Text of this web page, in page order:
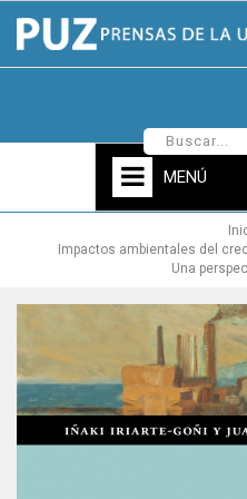
MENÚ
Impactos ambientales del
Una